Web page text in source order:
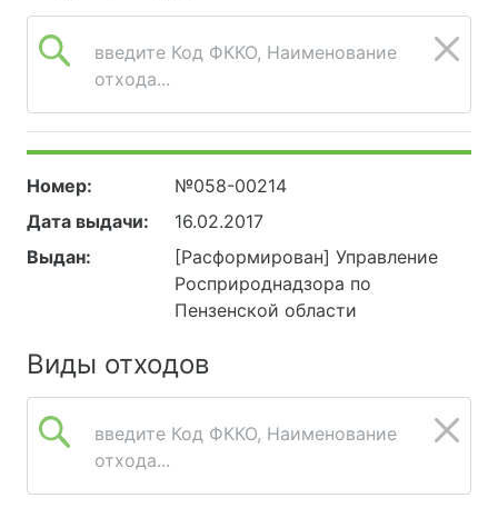
введите Код ФККО, Наименование
отхода...
Номер:
№058-00214
Дата выдачи:
16.02.2017
Выдан:
[Расформирован] Управление
Росприроднадзора по
Пензенской области
Виды отходов
введите Код ФККО, Наименование
отхода...